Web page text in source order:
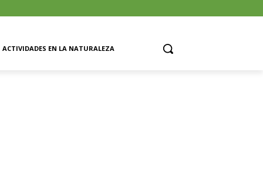
ACTIVIDADES EN LA NATURALEZA